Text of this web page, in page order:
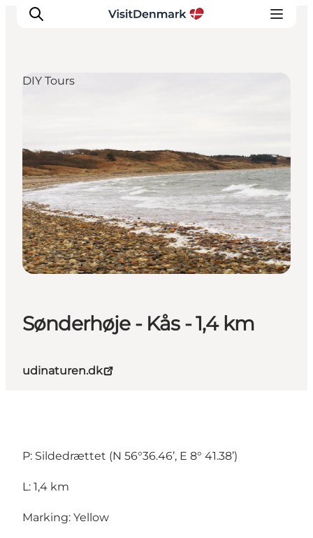
Quoi faire
Hébergements
Planifiez votre voyage
Sønderhøje - Kås - 1,4 km
udinaturen.dk
DIY Tours
P: Sildedrættet (N 56°36.46’, E 8° 41.38’)
L: 1,4 km
Marking: Yellow